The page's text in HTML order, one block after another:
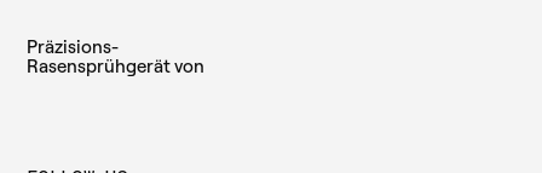
Vereinigten Staaten
Präzisions-
Rasensprühgerät von